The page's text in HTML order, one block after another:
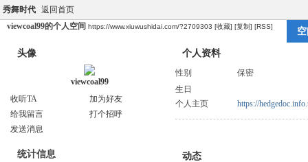
秀舞时代 返回首页
viewcoal99的个人空间 https://www.xiuwushidai.com/?2709303 [收藏] [复制] [RSS]
头像
viewcoal99
收听TA
加为好友
给我留言
打个招呼
发送消息
统计信息
个人资料
性别
保密
生日
个人主页
https://
动态